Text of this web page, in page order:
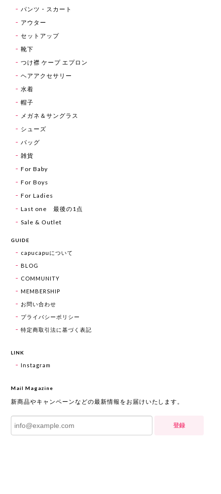
パンツ・スカート
アウター
セットアップ
靴下
つけ襟 ケープ エプロン
ヘアアクセサリー
水着
帽子
メガネ＆サングラス
シューズ
バッグ
雑貨
For Baby
For Boys
For Ladies
Last one 最後の1点
Sale & Outlet
GUIDE
capucapuについて
BLOG
COMMUNITY
MEMBERSHIP
お問い合わせ
プライバシーポリシー
特定商取引法に基づく表記
LINK
Instagram
Mail Magazine
新商品やキャンペーンなどの最新情報をお届けいたします。
登録